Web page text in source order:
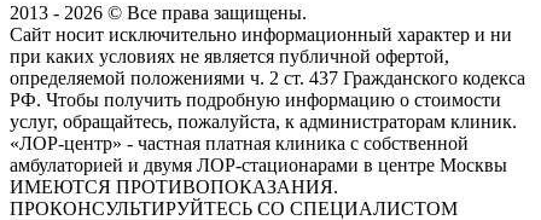
2013 - 2026 © Все права защищены.
Сайт носит исключительно информационный характер и ни
при каких условиях не является публичной офертой,
определяемой положениями ч. 2 ст. 437 Гражданского кодекса
РФ. Чтобы получить подробную информацию о стоимости
услуг, обращайтесь, пожалуйста, к администраторам клиник.
«ЛОР-центр» - частная платная клиника с собственной
амбулаторией и двумя ЛОР-стационарами в центре Москвы
ИМЕЮТСЯ ПРОТИВОПОКАЗАНИЯ.
ПРОКОНСУЛЬТИРУЙТЕСЬ СО СПЕЦИАЛИСТОМ